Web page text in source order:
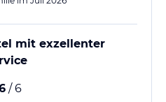
mit exzellenter
/ 6